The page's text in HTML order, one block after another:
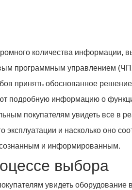
количества информации,
программным управлением
принять обоснованное
подробную информацию о
покупателям увидеть все в
эксплуатации и насколько оно
и информированным.
выбора
увидеть оборудование